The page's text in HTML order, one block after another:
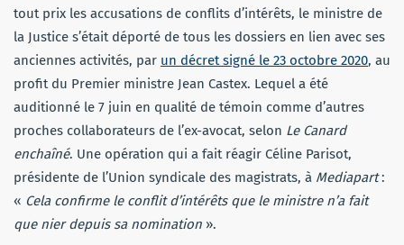
tout prix les accusations de conflits d’intérêts, le ministre de
la Justice s’était déporté de tous les dossiers en lien avec ses
anciennes activités, par un décret signé le 23 octobre 2020, au
profit du Premier ministre Jean Castex. Lequel a été
auditionné le 7 juin en qualité de témoin comme d’autres
proches collaborateurs de l’ex-avocat, selon Le Canard
enchaîné. Une opération qui a fait réagir Céline Parisot,
présidente de l’Union syndicale des magistrats, à Mediapart:
« Cela confirme le conflit d’intérêts que le ministre n’a fait
que nier depuis sa nomination ».